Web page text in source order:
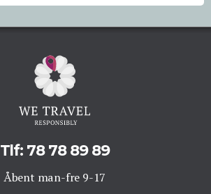
Tlf: 78 78 89 89
Åbent man-fre 9-17